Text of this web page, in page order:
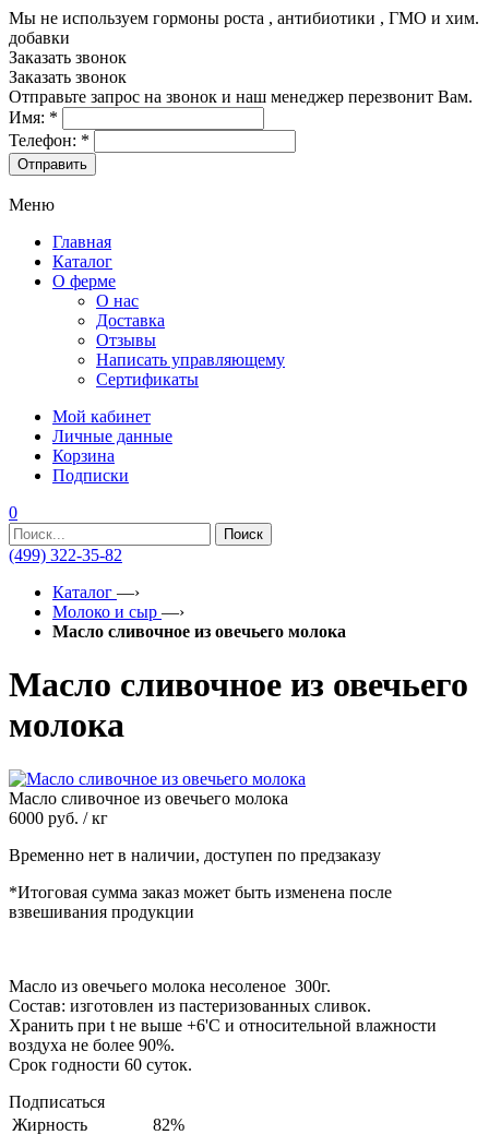
Мы не используем гормоны роста , антибиотики , ГМО и хим.
добавки
Заказать звонок
Заказать звонок
Отправьте запрос на звонок и наш менеджер перезвонит Вам.
Имя: *
Телефон: *
Меню
Главная
Каталог
О ферме
О нас
Доставка
Отзывы
Написать управляющему
Сертификаты
Мой кабинет
Личные данные
Корзина
Подписки
0
Поиск
(499) 322-35-82
Каталог —›
Молоко и сыр —›
Масло сливочное из овечьего молока
Масло сливочное из овечьего
молока
Масло сливочное из овечьего молока
6000 руб. / кг
Временно нет в наличии, доступен по предзаказу
*Итоговая сумма заказ может быть изменена после
взвешивания продукции
Масло из овечьего молока несоленое 300г.
Состав: изготовлен из пастеризованных сливок.
Хранить при t не выше +6'C и относительной влажности
воздуха не более 90%.
Срок годности 60 суток.
Подписаться
Жирность
82%